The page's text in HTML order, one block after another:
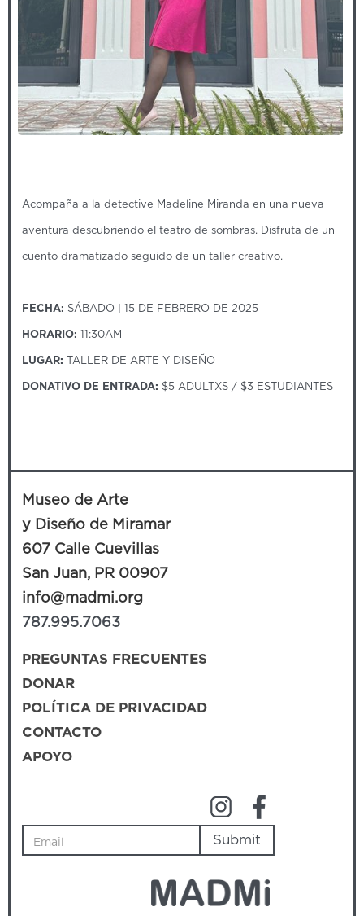
Acompaña a la detective Madeline Miranda en una nueva
aventura descubriendo el teatro de sombras. Disfruta de un
cuento dramatizado seguido de un taller creativo.
FECHA: SÁBADO | 15 DE FEBRERO DE 2025
HORARIO: 11:30AM
LUGAR: TALLER DE ARTE Y DISEÑO
DONATIVO DE ENTRADA: $5 ADULTXS / $3 ESTUDIANTES
Museo de Arte
y Diseño de Miramar
607 Calle Cuevillas
San Juan, PR 00907
info@madmi.org
787.995.7063
PREGUNTAS FRECUENTES
DONAR
POLÍTICA DE PRIVACIDAD
CONTACTO
APOYO